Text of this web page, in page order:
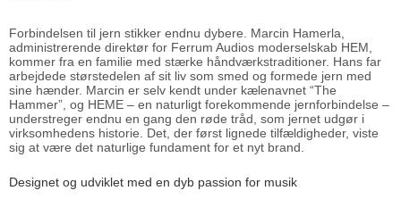
Forbindelsen til jern stikker endnu dybere. Marcin Hamerla,
administrerende direktør for Ferrum Audios moderselskab HEM,
kommer fra en familie med stærke håndværkstraditioner. Hans far
arbejdede størstedelen af sit liv som smed og formede jern med
sine hænder. Marcin er selv kendt under kælenavnet “The
Hammer”, og HEME – en naturligt forekommende jernforbindelse –
understreger endnu en gang den røde tråd, som jernet udgør i
virksomhedens historie. Det, der først lignede tilfældigheder, viste
sig at være det naturlige fundament for et nyt brand.
Designet og udviklet med en dyb passion for musik